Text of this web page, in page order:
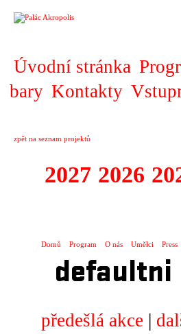
Úvodní stránka
bary Kontakty
zpět na seznam projektů
2027 2026
Domů Program O nás Umělci Press
defaultni
předešlá akce |